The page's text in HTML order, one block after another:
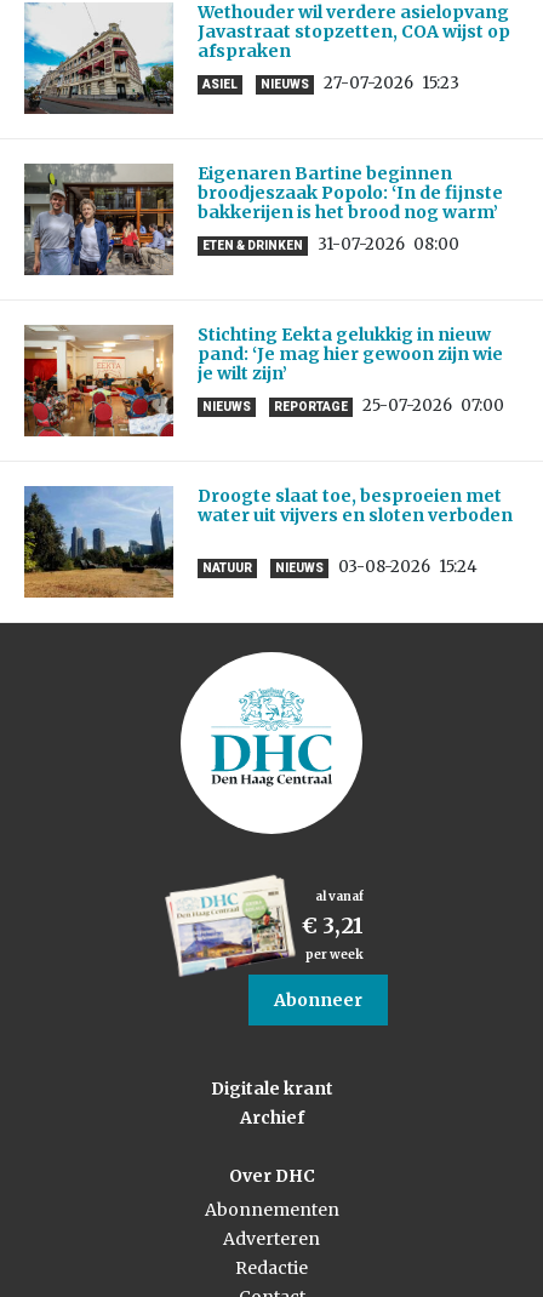
Wethouder wil verdere asielopvang
Javastraat stopzetten, COA wijst op
afspraken
ASIEL NIEUWS 27-07-2026 15:23
Eigenaren Bartine beginnen
broodjeszaak Popolo: ‘In de fijnste
bakkerijen is het brood nog warm’
ETEN & DRINKEN 31-07-2026 08:00
Stichting Eekta gelukkig in nieuw
pand: ‘Je mag hier gewoon zijn wie
je wilt zijn’
NIEUWS REPORTAGE 25-07-2026 07:00
Droogte slaat toe, besproeien met
water uit vijvers en sloten verboden
NATUUR NIEUWS 03-08-2026 15:24
al vanaf
€ 3,21
per week
Abonneer
Digitale krant
Archief
Over DHC
Abonnementen
Adverteren
Redactie